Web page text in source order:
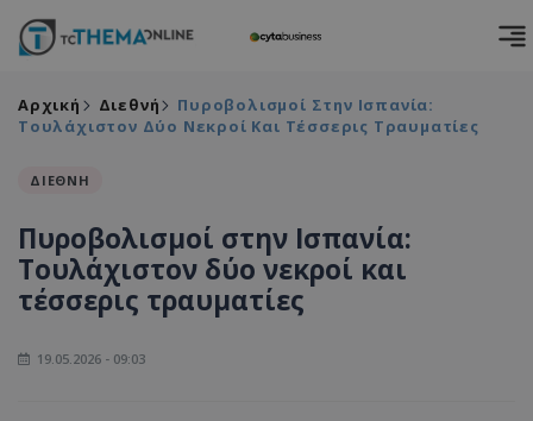
Αρχική Διεθνή
Πυροβολισμοί Στην Ισπανία:
Τουλάχιστον Δύο Νεκροί Και Τέσσερις Τραυματίες
ΔΙΕΘΝΗ
Πυροβολισμοί στην Ισπανία:
Τουλάχιστον δύο νεκροί και
τέσσερις τραυματίες
19.05.2026 - 09:03